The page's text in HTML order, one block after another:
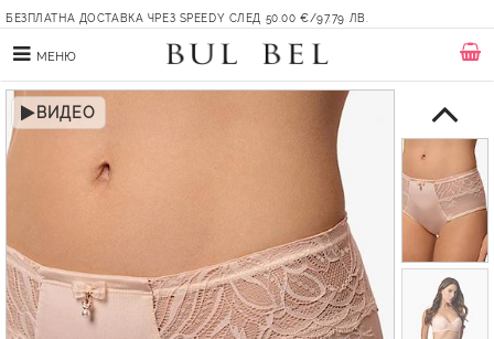
БЕЗПЛАТНА ДОСТАВКА ЧРЕЗ SPEEDY СЛЕД 50.00 €/97.79 ЛВ.
МЕНЮ
ВИДЕО